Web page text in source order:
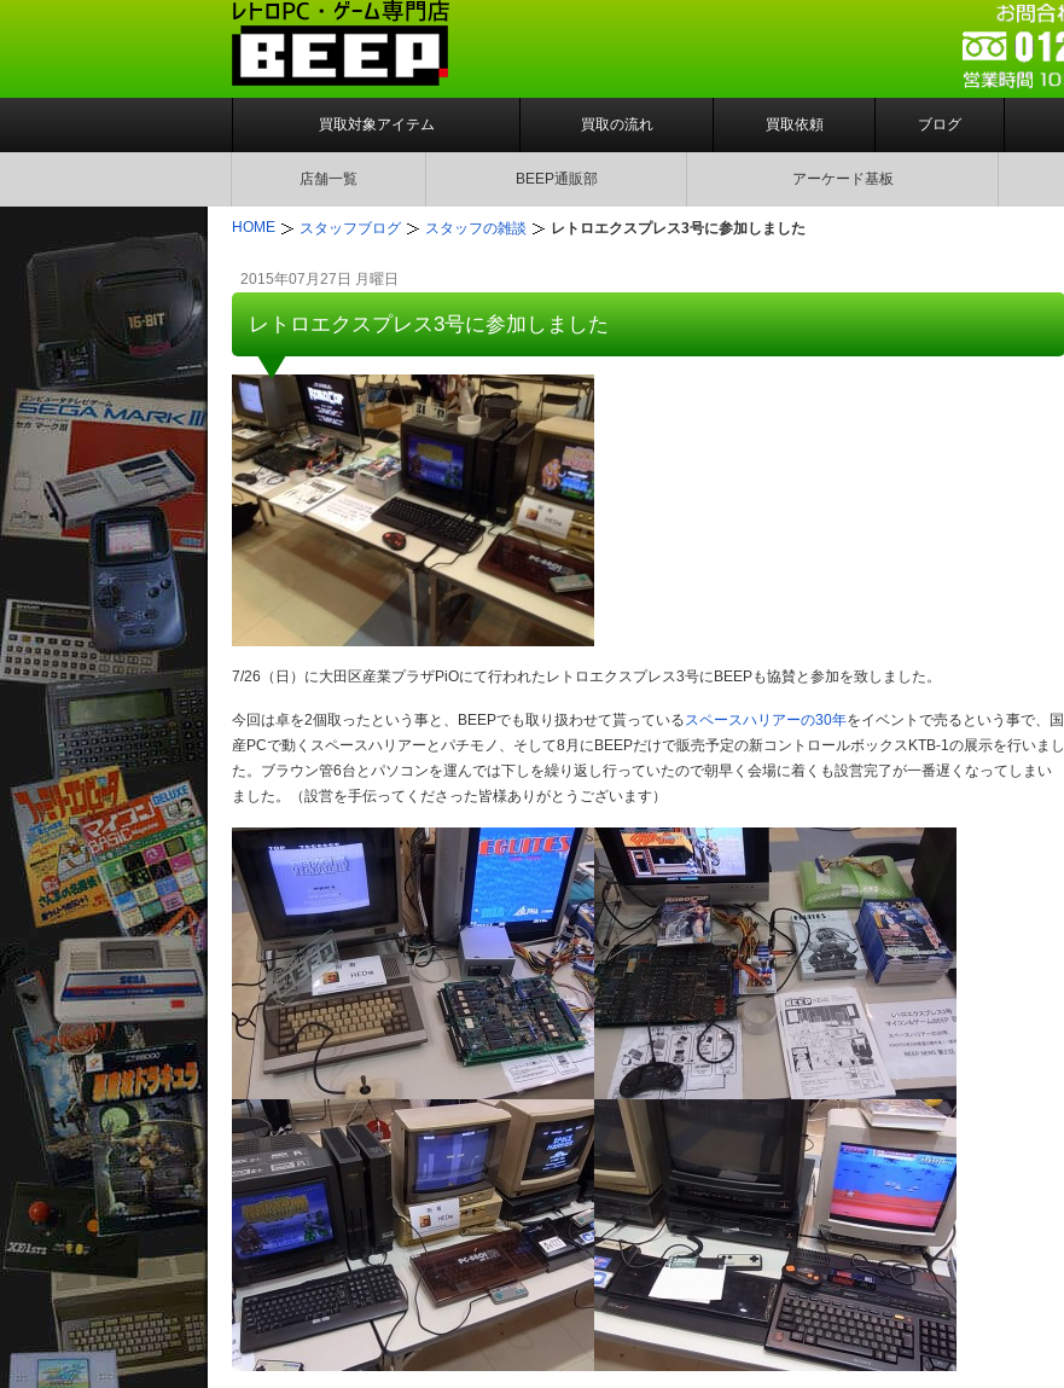
買取対象アイテム 買取の流れ 買取依頼 ブログ
店舗一覧 BEEP通販部 アーケード基板
HOME スタッフブログ スタッフの雑談 レトロエクスプレス3号に参加しました
2015年07月27日 月曜日
レトロエクスプレス3号に参加しました
7/26（日）に大田区産業プラザPiOにて行われたレトロエクスプレス3号にBEEPも協賛と参加を致しました。
今回は卓を2個取ったという事と、BEEPでも取り扱わせて貰っているスペースハリアーの30年をイベントで売るという事で、国
産PCで動くスペースハリアーとパチモノ、そして8月にBEEPだけで販売予定の新コントロールボックスKTB-1の展示を行いまし
た。ブラウン管6台とパソコンを運んでは下しを繰り返し行っていたので朝早く会場に着くも設営完了が一番遅くなってしまい
ました。（設営を手伝ってくださった皆様ありがとうございます）